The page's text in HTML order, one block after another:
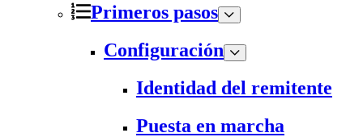
Primeros pasos
Configuración
Identidad del remitente
Puesta en marcha